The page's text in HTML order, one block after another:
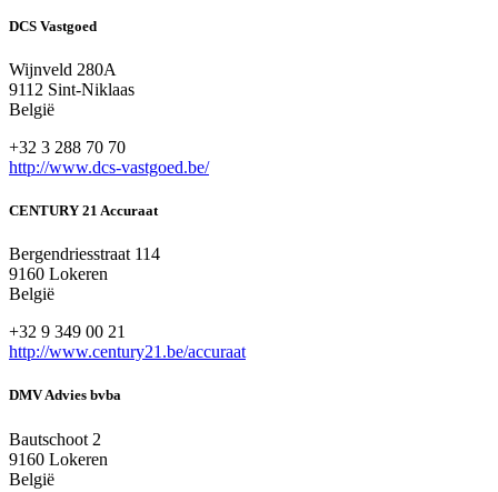
DCS Vastgoed
Wijnveld 280A
9112 Sint-Niklaas
België
+32 3 288 70 70
http://www.dcs-vastgoed.be/
CENTURY 21 Accuraat
Bergendriesstraat 114
9160 Lokeren
België
+32 9 349 00 21
http://www.century21.be/accuraat
DMV Advies bvba
Bautschoot 2
9160 Lokeren
België